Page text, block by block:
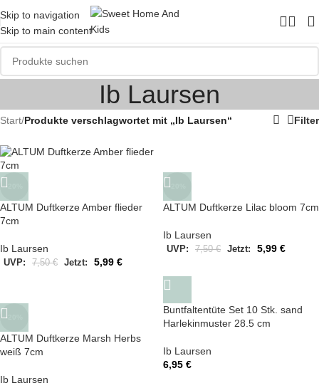
Skip to navigation
Skip to main content
Ib Laursen
Start/Produkte verschlagwortet mit „Ib Laursen“ Filter
-20%
ALTUM Duftkerze Amber flieder
7cm
Ib Laursen
UVP: 7,50€ Jetzt: 5,99 €
-20%
ALTUM Duftkerze Lilac bloom 7cm
Ib Laursen
UVP: 7,50€ Jetzt: 5,99 €
-20%
ALTUM Duftkerze Marsh Herbs
weiß 7cm
Ib Laursen
Buntfaltentüte Set 10 Stk. sand
Harlekinmuster 28.5 cm
Ib Laursen
6,95 €